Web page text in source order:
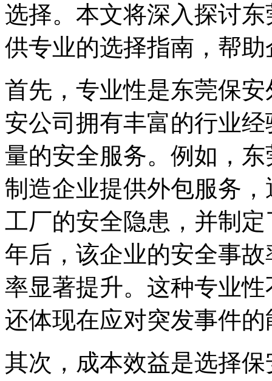
选择。本文将深入探讨
供专业的选择指南，帮
首先，专业性是东莞保
安公司拥有丰富的行业
量的安全服务。例如，
制造企业提供外包服务
工厂的安全隐患，并制
年后，该企业的安全事
率显著提升。这种专业
还体现在应对突发事件
其次，成本效益是选择